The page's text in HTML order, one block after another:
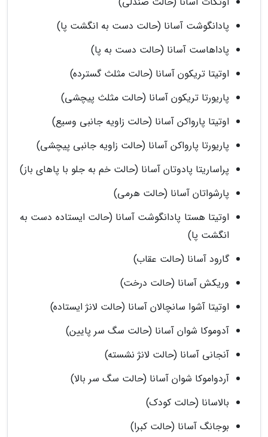
پادانگوشت آسانا (حالت دست به انگشت پا)
پاداهاست آسانا (حالت دست به پا)
اوتیتا تریکون آسانا (حالت مثلث گسترده)
پاریورتا تریکون آسانا (حالت مثلث پیچشی)
اوتیتا پارواکن آسانا (حالت زاویه جانبی وسیع)
پاریورتا پارواکن آسانا (حالت زاویه جانبی پیچشی)
پراساریتا پادوتان آسانا (حالت خم به جلو با پاهای باز)
پارشواتان آسانا (حالت هرمی)
اوتیتا هستا پادانگوشت آسانا (حالت ایستاده دست به
انگشت پا)
گارود آسانا (حالت عقاب)
وریکش آسانا (حالت درخت)
اوتیتا آشوا سانچالان آسانا (حالت لانژ ایستاده)
آدوموکا شوان آسانا (حالت سگ سر پایین)
آنجانی آسانا (حالت لانژ نشسته)
آردواموکا شوان آسانا (حالت سگ سر بالا)
بالاسانا (حالت کودک)
بوجانگ آسانا (حالت کبرا)